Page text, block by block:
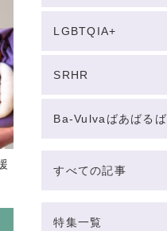
LGBTQIA+
SRHR
Ba-Vulvaばあばるば
すべての記事
特集一覧